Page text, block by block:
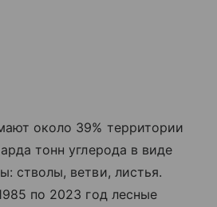
около 39% территории
тонн углерода в виде
стволы, ветви, листья.
по 2023 год лесные